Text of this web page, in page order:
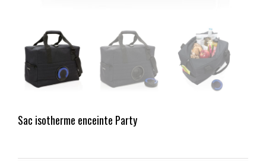
Sac isotherme enceinte Party